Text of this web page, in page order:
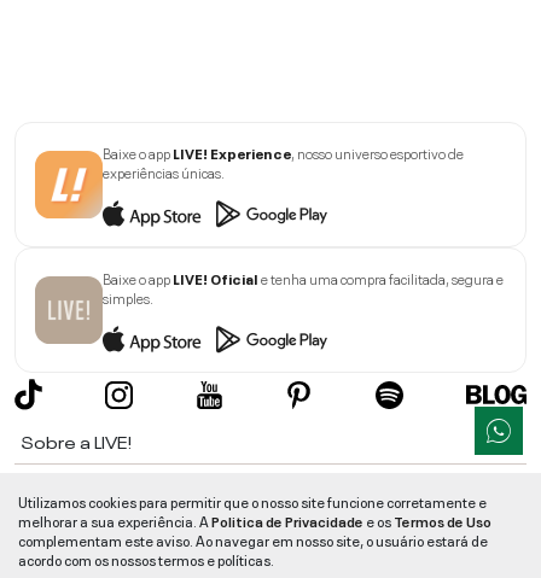
Baixe o appLIVE! Experience, nosso universo esportivo de
experiências únicas.
Baixe o appLIVE! Oficiale tenha uma compra facilitada, segura e
simples.
Sobre a LIVE!
Informações
Utilizamos cookies para permitir que o nosso site funcione corretamente e
melhorar a sua experiência. APolitica de Privacidade e osTermos de Uso
complementam este aviso. Ao navegar em nosso site, o usuário estará de
acordo com os nossos termos e políticas.